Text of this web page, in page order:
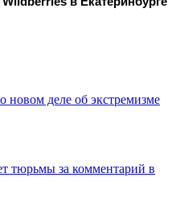
новом деле об экстремизме
тюрьмы за комментарий в